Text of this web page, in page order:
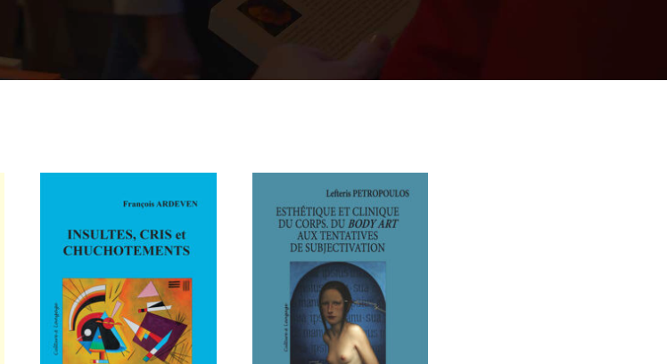
INSULTES, CRIS
et
CHUCHOTEMENTS
ESTHÉTIQUE ET
CLINIQUE DU
CORPS. DU BODY
ART AUX
TENTATIVES DE
SUBJECTIVATION